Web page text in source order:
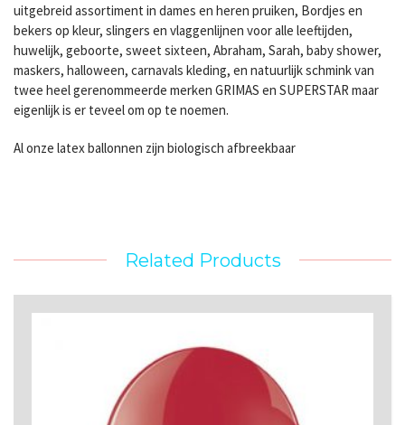
uitgebreid assortiment in dames en heren pruiken, Bordjes en
bekers op kleur, slingers en vlaggenlijnen voor alle leeftijden,
huwelijk, geboorte, sweet sixteen, Abraham, Sarah, baby shower,
maskers, halloween, carnavals kleding, en natuurlijk schmink van
twee heel gerenommeerde merken GRIMAS en SUPERSTAR maar
eigenlijk is er teveel om op te noemen.
Al onze latex ballonnen zijn biologisch afbreekbaar
Related Products